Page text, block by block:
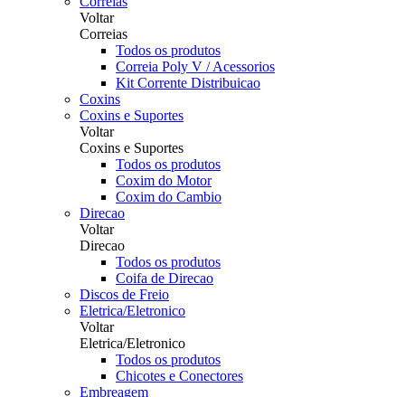
Voltar
Correias
Todos os produtos
Correia Poly V / Acessorios
Kit Corrente Distribuicao
Coxins
Coxins e Suportes
Voltar
Coxins e Suportes
Todos os produtos
Coxim do Motor
Coxim do Cambio
Direcao
Voltar
Direcao
Todos os produtos
Coifa de Direcao
Discos de Freio
Eletrica/Eletronico
Voltar
Eletrica/Eletronico
Todos os produtos
Chicotes e Conectores
Embreagem